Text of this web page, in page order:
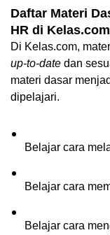
Daftar Materi
HR di Kelas.com
up-to-date dan
materi dasar
dipelajari.
Belajar cara
Belajar cara
Belajar cara